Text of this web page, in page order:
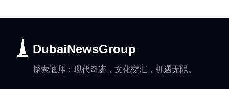
DubaiNewsGroup
探索迪拜：现代奇迹，文化交汇，机遇无限。